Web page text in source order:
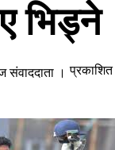
ए भिड्ने
। प्रकाशित